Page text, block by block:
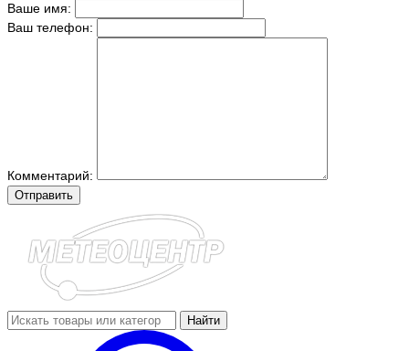
Ваше имя:
Ваш телефон:
Комментарий:
Отправить
Найти